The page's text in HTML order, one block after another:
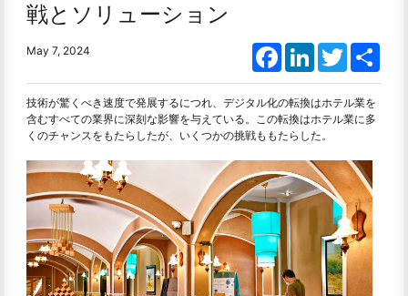
戦とソリューション
May 7, 2024 FacebookLinkedInTwitter
技術が驚くべき速度で発展するにつれ、デジタル化の転換はホテル業を
含むすべての業界に深刻な影響を与えている。この転換はホテル業に多
くのチャンスをもたらしたが、いくつかの挑戦ももたらした。